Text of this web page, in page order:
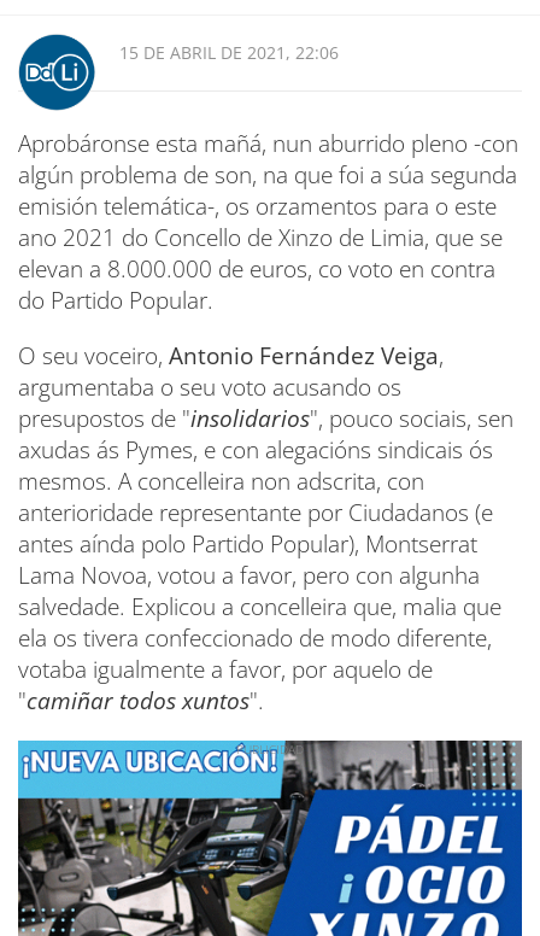
15 DE ABRIL DE 2021, 22:06
Aprobáronse esta mañá, nun aburrido pleno -con
algún problema de son, na que foi a súa segunda
emisión telemática-, os orzamentos para o este
ano 2021 do Concello de Xinzo de Limia, que se
elevan a 8.000.000 de euros, co voto en contra
do Partido Popular.
O seu voceiro, Antonio Fernández Veiga,
argumentaba o seu voto acusando os
presupostos de "insolidarios", pouco sociais, sen
axudas ás Pymes, e con alegacións sindicais ós
mesmos. A concelleira non adscrita, con
anterioridade representante por Ciudadanos (e
antes aínda polo Partido Popular), Montserrat
Lama Novoa, votou a favor, pero con algunha
salvedade. Explicou a concelleira que, malia que
ela os tivera confeccionado de modo diferente,
votaba igualmente a favor, por aquelo de
"camiñar todos xuntos".